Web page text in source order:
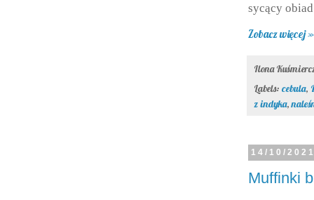
sycący
Zobacz więcej »
Ilona
Labels: cebula,
z indyka,
14/10/
Muffinki